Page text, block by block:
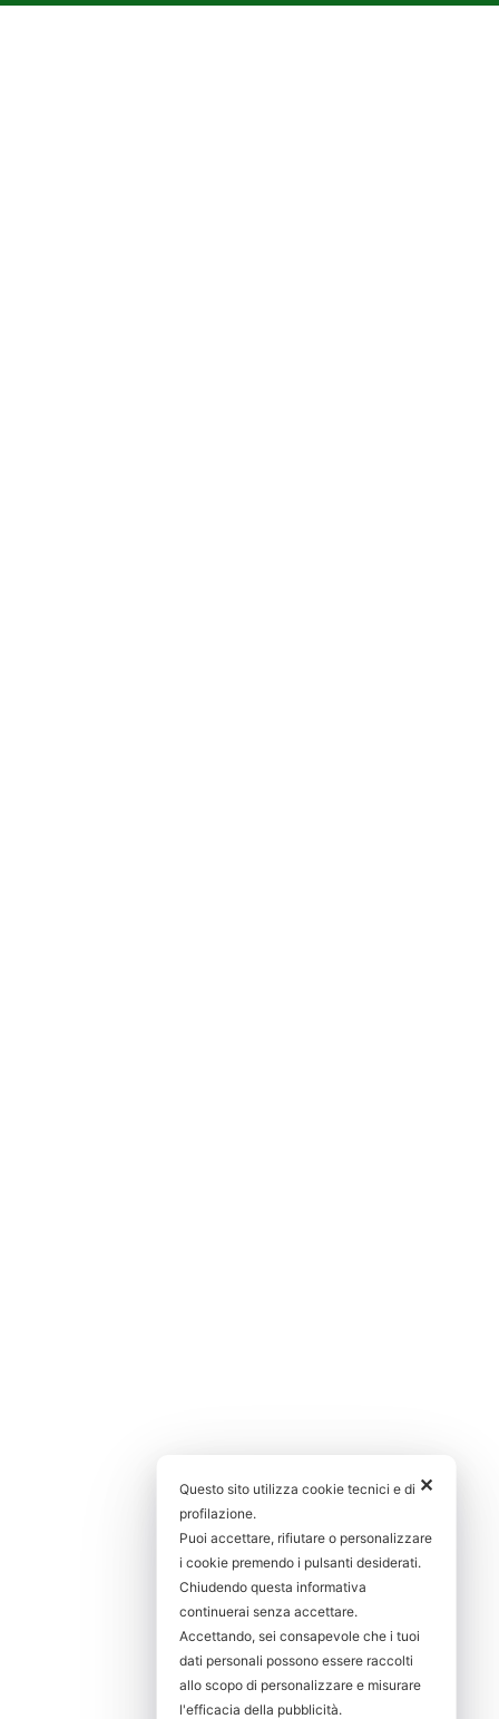
✕
Questo sito utilizza cookie tecnici e di
profilazione.
Puoi accettare, rifiutare o personalizzare
i cookie premendo i pulsanti desiderati.
Chiudendo questa informativa
continuerai senza accettare.
Accettando, sei consapevole che i tuoi
dati personali possono essere raccolti
allo scopo di personalizzare e misurare
l'efficacia della pubblicità.